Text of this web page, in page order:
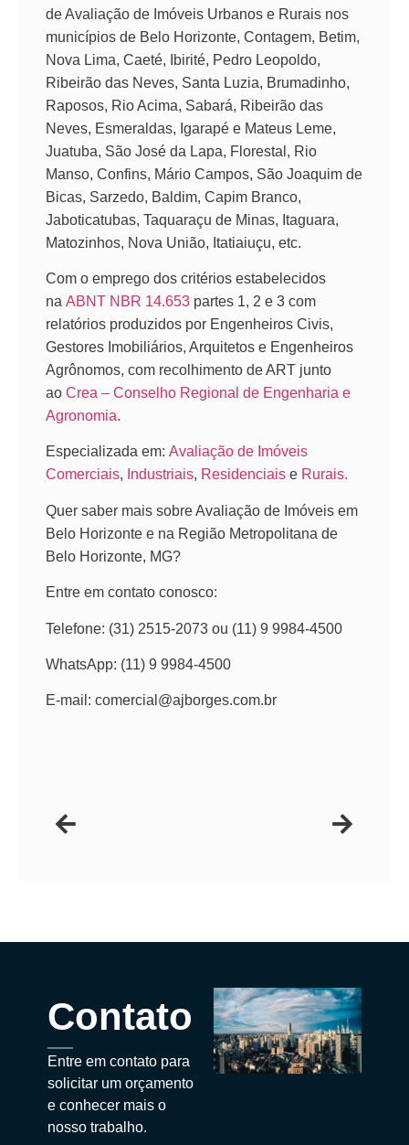
de Avaliação de Imóveis Urbanos e Rurais nos
municípios de Belo Horizonte, Contagem, Betim,
Nova Lima, Caeté, Ibirité, Pedro Leopoldo,
Ribeirão das Neves, Santa Luzia, Brumadinho,
Raposos, Rio Acima, Sabará, Ribeirão das
Neves, Esmeraldas, Igarapé e Mateus Leme,
Juatuba, São José da Lapa, Florestal, Rio
Manso, Confins, Mário Campos, São Joaquim de
Bicas, Sarzedo, Baldim, Capim Branco,
Jaboticatubas, Taquaraçu de Minas, Itaguara,
Matozinhos, Nova União, Itatiaiuçu, etc.
Com o emprego dos critérios estabelecidos
na ABNT NBR 14.653 partes 1, 2 e 3 com
relatórios produzidos por Engenheiros Civis,
Gestores Imobiliários, Arquitetos e Engenheiros
Agrônomos, com recolhimento de ART junto
ao Crea – Conselho Regional de Engenharia e
Agronomia.
Especializada em: Avaliação de Imóveis
Comerciais, Industriais, Residenciais e Rurais.
Quer saber mais sobre Avaliação de Imóveis em
Belo Horizonte e na Região Metropolitana de
Belo Horizonte, MG?
Entre em contato conosco:
Telefone: (31) 2515-2073 ou (11) 9 9984-4500
WhatsApp: (11) 9 9984-4500
E-mail: comercial@ajborges.com.br
Contato
Entre em contato para
solicitar um orçamento
e conhecer mais o
nosso trabalho.